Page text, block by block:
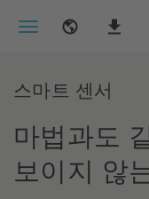
스마트 센서
마법과도
보이지 않